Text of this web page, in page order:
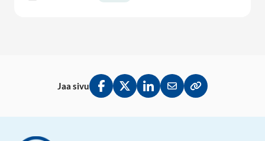
Jaa sivu
Jaa Facebookissa
Jaa Twitterissä
Jaa LinkedInissä
Jaa sähköpostitse
Kopioi linkki